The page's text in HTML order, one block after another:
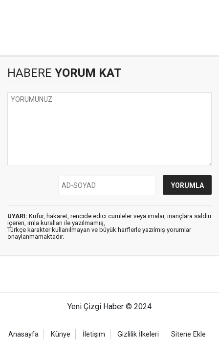
HABERE YORUM KAT
UYARI: Küfür, hakaret, rencide edici cümleler veya imalar, inançlara saldırı
içeren, imla kuralları ile yazılmamış,
Türkçe karakter kullanılmayan ve büyük harflerle yazılmış yorumlar
onaylanmamaktadır.
Yeni Çizgi Haber © 2024
Anasayfa Künye İletişim Gizlilik İlkeleri Sitene Ekle